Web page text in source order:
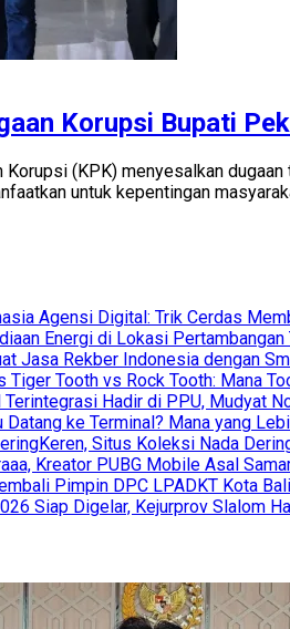
Korupsi Bupati
(KPK) menyesalkan
untuk kepentingan
Agensi Digital: Trik Cerdas
Energi di Lokasi
Jasa Rekber Indonesia dengan
Tiger Tooth vs Rock Tooth: Mana
Hadir di PPU, Mudyat
Datang ke Terminal? Mana yang
Situs Koleksi Nada
Kreator PUBG Mobile Asal
Pimpin DPC LPADKT Kota
Siap Digelar, Kejurprov Slalom